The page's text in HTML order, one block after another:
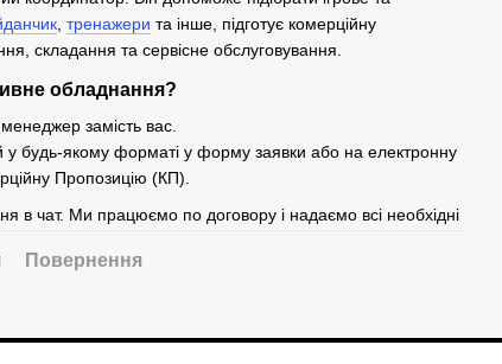
, тренажери та інше, підготує комерційну
складання та сервісне обслуговування.
обладнання?
замість вас.
у будь-якому форматі у форму заявки або на електронну
Пропозицію (КП).
в чат. Ми працюємо по договору і надаємо всі необхідні
Повернення